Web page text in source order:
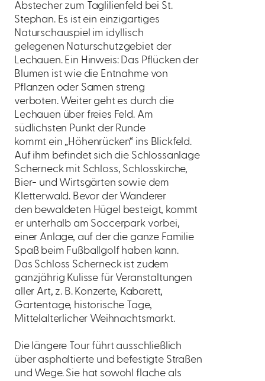
Abstecher zum Taglilienfeld bei St.
Stephan. Es ist ein einzigartiges
Naturschauspiel im idyllisch
gelegenen Naturschutzgebiet der
Lechauen. Ein Hinweis: Das Pflücken der
Blumen ist wie die Entnahme von
Pflanzen oder Samen streng
verboten. Weiter geht es durch die
Lechauen über freies Feld. Am
südlichsten Punkt der Runde
kommt ein „Höhenrücken“ ins Blickfeld.
Auf ihm befindet sich die Schlossanlage
Scherneck mit Schloss, Schlosskirche,
Bier- und Wirtsgärten sowie dem
Kletterwald. Bevor der Wanderer
den bewaldeten Hügel besteigt, kommt
er unterhalb am Soccerpark vorbei,
einer Anlage, auf der die ganze Familie
Spaß beim Fußballgolf haben kann.
Das Schloss Scherneck ist zudem
ganzjährig Kulisse für Veranstaltungen
aller Art, z. B. Konzerte, Kabarett,
Gartentage, historische Tage,
Mittelalterlicher Weihnachtsmarkt.
Die längere Tour führt ausschließlich
über asphaltierte und befestigte Straßen
und Wege. Sie hat sowohl flache als